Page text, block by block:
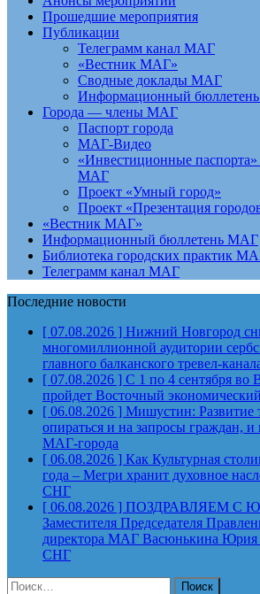
Прошедшие мероприятия
Публикации
Телеграмм канал МАГ
«Вестник МАГ»
Сводные доклады МАГ
Информационный
Города — члены МАГ
Паспорт города
МАГ-Видео
«Инвестиционные паспорта»
МАГ
Проект «Умный город»
Проект «Презентация
«Вестник МАГ»
Информационный бюллетень МАГ
Библиотека городских практик
Телеграмм канал МАГ
Последние новости
[ 07.08.2026 ] Нижний Новгород
многомиллионной аудитории
главного балканского тревел-
[ 07.08.2026 ] С 1 по 4 сентября во
пройдет Восточный
[ 06.08.2026 ] Мишустин: Развитие
опираться и на запросы граждан, и
МАГ-города
[ 06.08.2026 ] Как Культурная
года – Мегри хранит духовное
СНГ
[ 06.08.2026 ] ПОЗДРАВЛЯЕМ С
Заместителя Председателя
директора МАГ Васюнькина Юрия
СНГ
Найти: